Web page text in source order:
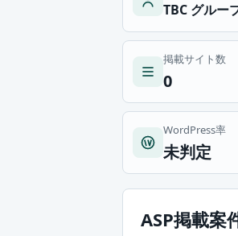
TBC グルー
掲載サイト数
0
WordPress率
未判定
ASP掲載案